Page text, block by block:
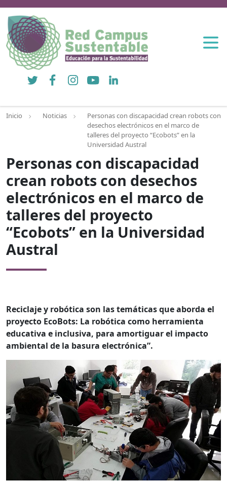
Twitter FacebookInstagramYouTubeLinkedIn
Inicio Noticias
Personas con discapacidad crean robots con
desechos electrónicos en el marco de
talleres del proyecto “Ecobots” en la
Universidad Austral
Personas con discapacidad
crean robots con desechos
electrónicos en el marco de
talleres del proyecto
“Ecobots” en la Universidad
Austral
Reciclaje y robótica son las temáticas que aborda el
proyecto EcoBots: La robótica como herramienta
educativa e inclusiva, para amortiguar el impacto
ambiental de la basura electrónica”.